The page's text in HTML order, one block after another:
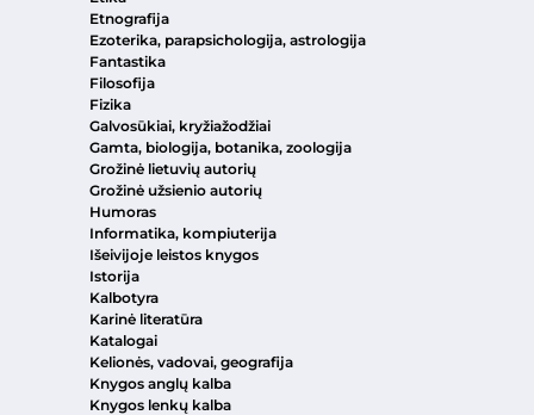
Etnografija
Ezoterika, parapsichologija, astrologija
Fantastika
Filosofija
Fizika
Galvosūkiai, kryžiažodžiai
Gamta, biologija, botanika, zoologija
Grožinė lietuvių autorių
Grožinė užsienio autorių
Humoras
Informatika, kompiuterija
Išeivijoje leistos knygos
Istorija
Kalbotyra
Karinė literatūra
Katalogai
Kelionės, vadovai, geografija
Knygos anglų kalba
Knygos lenkų kalba